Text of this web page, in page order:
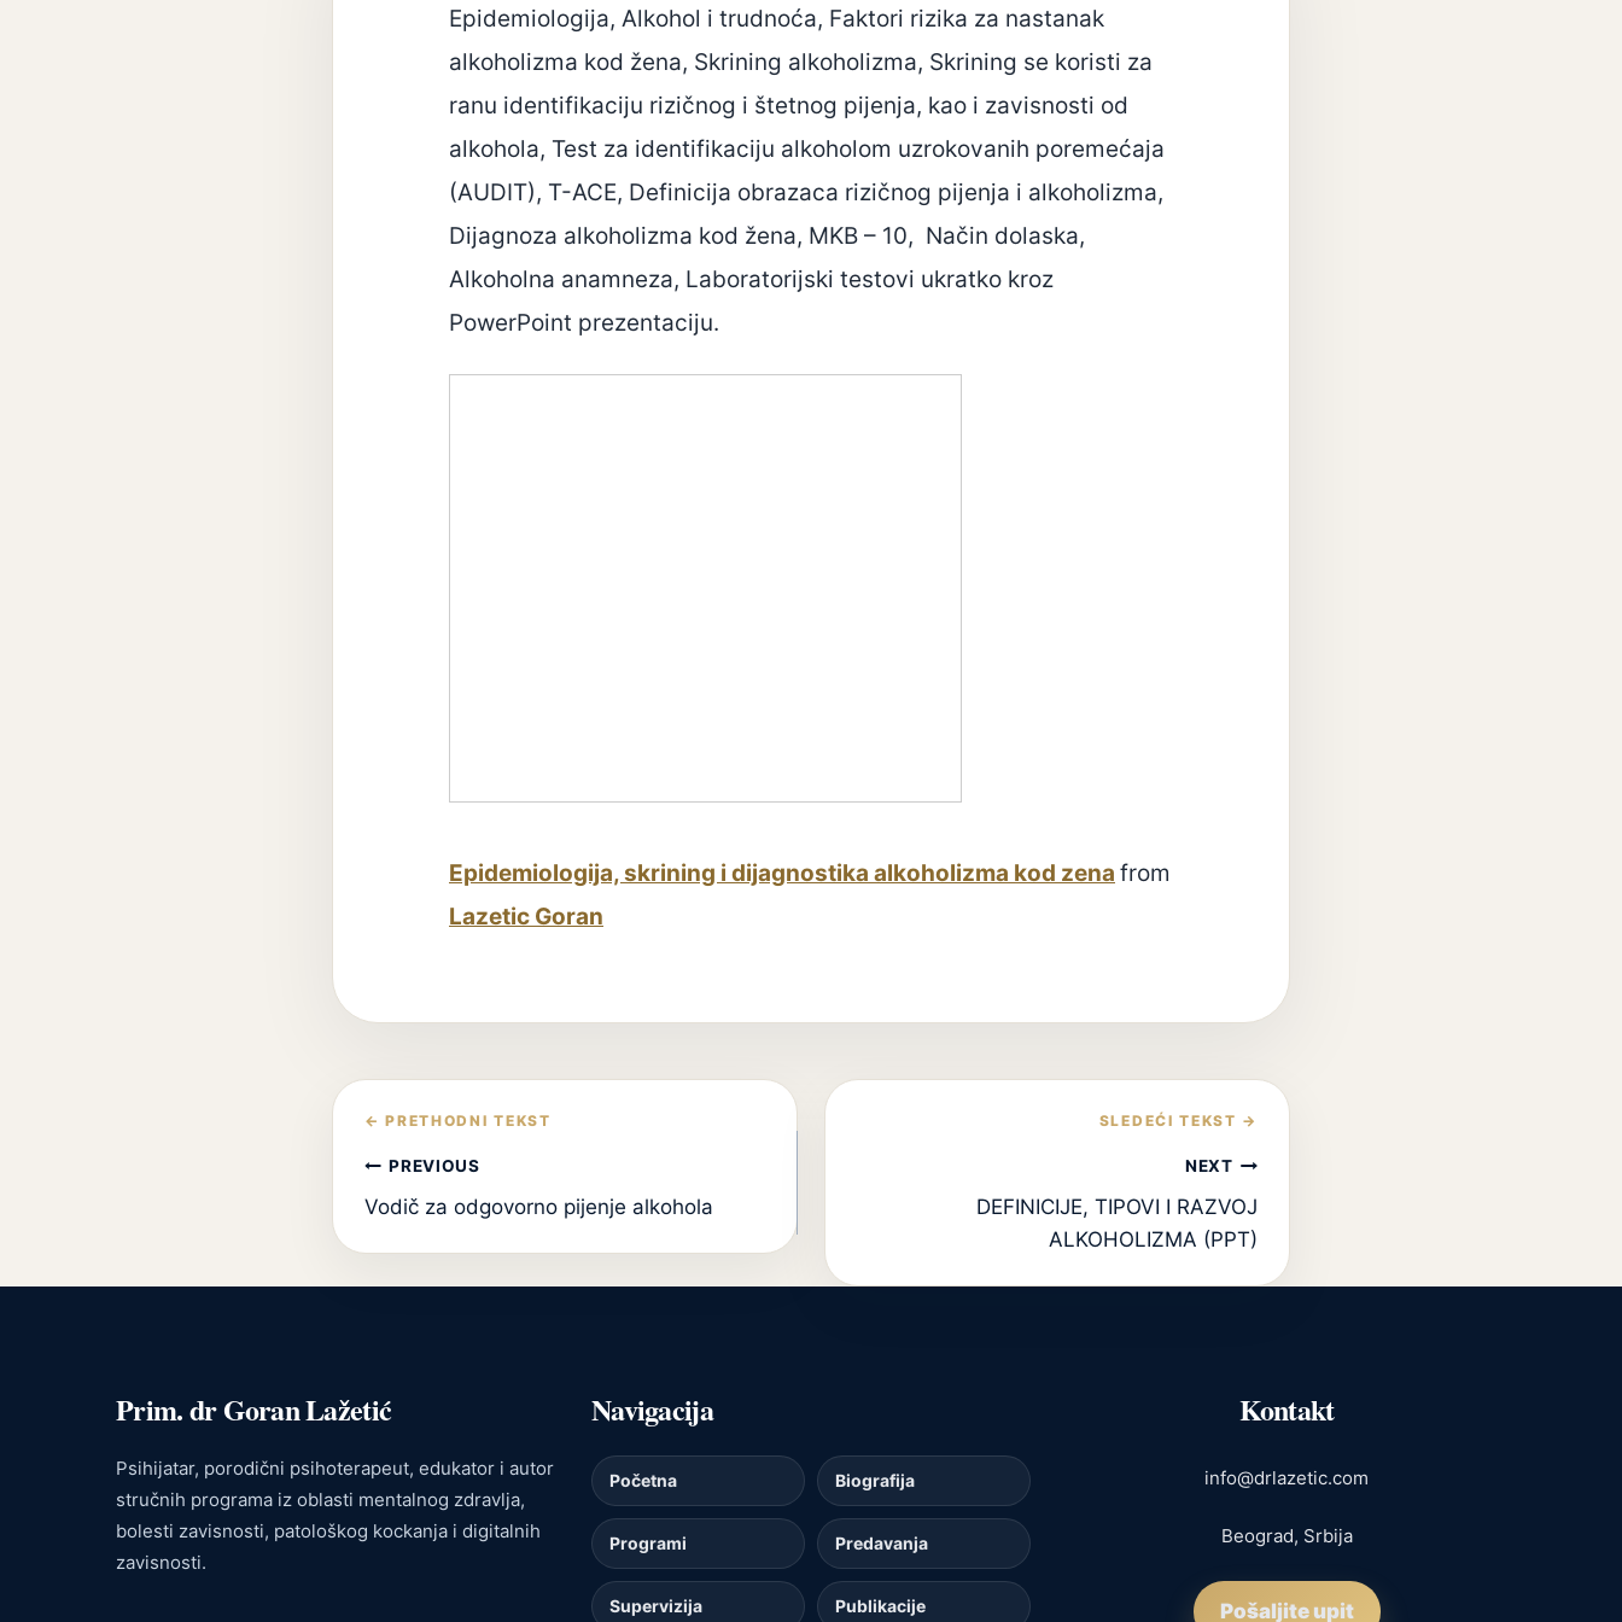
Epidemiologija, Alkohol i trudnoća, Faktori rizika za nastanak
alkoholizma kod žena, Skrining alkoholizma, Skrining se koristi za
ranu identifikaciju rizičnog i štetnog pijenja, kao i zavisnosti od
alkohola, Test za identifikaciju alkoholom uzrokovanih poremećaja
(AUDIT), T-ACE, Definicija obrazaca rizičnog pijenja i alkoholizma,
Dijagnoza alkoholizma kod žena, MKB – 10, Način dolaska,
Alkoholna anamneza, Laboratorijski testovi ukratko kroz
PowerPoint prezentaciju.
Epidemiologija, skrining i dijagnostika alkoholizma kod zena from
Lazetic Goran
Кретање
чланка
PREVIOUS
Vodič za odgovorno pijenje alkohola
NEXT
DEFINICIJE, TIPOVI I RAZVOJ
ALKOHOLIZMA (PPT)
Prim. dr Goran Lažetić
Psihijatar, porodični psihoterapeut, edukator i autor
stručnih programa iz oblasti mentalnog zdravlja,
bolesti zavisnosti, patološkog kockanja i digitalnih
zavisnosti.
Navigacija
Početna Biografija
Programi Predavanja
Supervizija Publikacije
Kontakt
info@drlazetic.com
Beograd, Srbija
Pošaljite upit